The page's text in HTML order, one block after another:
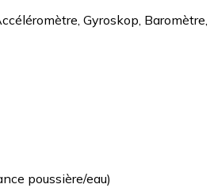
Gyroskop Baromètre
poussière/eau)